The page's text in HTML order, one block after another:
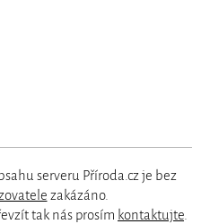
serveru Příroda.cz je bez
zakázáno.
tak nás prosím kontaktujte.